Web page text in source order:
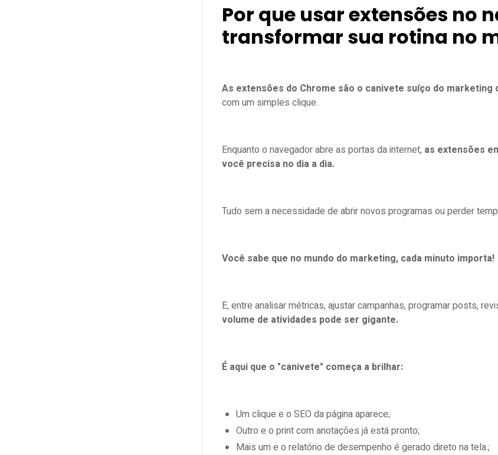
Por que usar extensões no
transformar sua rotina no
As extensões do Chrome são o canivete suíço do marketing
com um simples clique.
Enquanto o navegador abre as portas da internet, as extensões
você precisa no dia a dia.
Tudo sem a necessidade de abrir novos programas ou perder
Você sabe que no mundo do marketing, cada minuto importa!
E, entre analisar métricas, ajustar campanhas, programar posts,
volume de atividades pode ser gigante.
É aqui que o "canivete" começa a brilhar:
Um clique e o SEO da página aparece;
Outro e o print com anotações já está pronto;
Mais um e o relatório de desempenho é gerado direto na tela.;